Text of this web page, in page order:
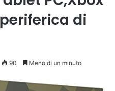
di
90 Meno di un minuto